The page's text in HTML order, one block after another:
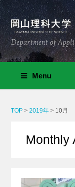
Menu
TOP >2019年 > 10月
Monthly